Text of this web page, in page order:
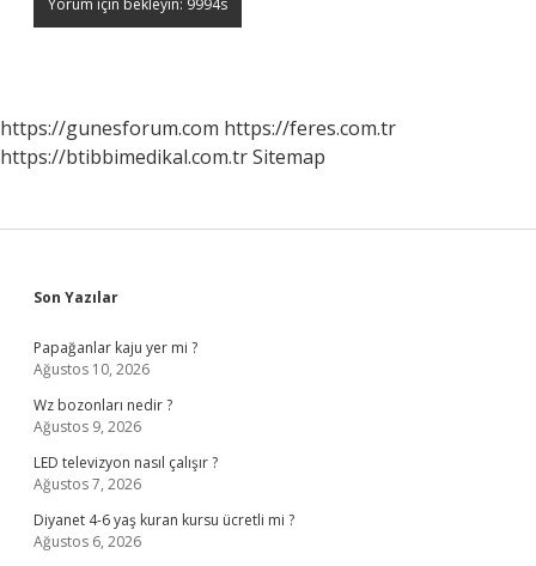
https://gunesforum.com https://feres.com.tr
https://btibbimedikal.com.trSitemap
Sidebar
Son Yazılar
Papağanlar kaju yer mi ?
Ağustos 10, 2026
Wz bozonları nedir ?
Ağustos 9, 2026
LED televizyon nasıl çalışır ?
Ağustos 7, 2026
Diyanet 4-6 yaş kuran kursu ücretli mi ?
Ağustos 6, 2026